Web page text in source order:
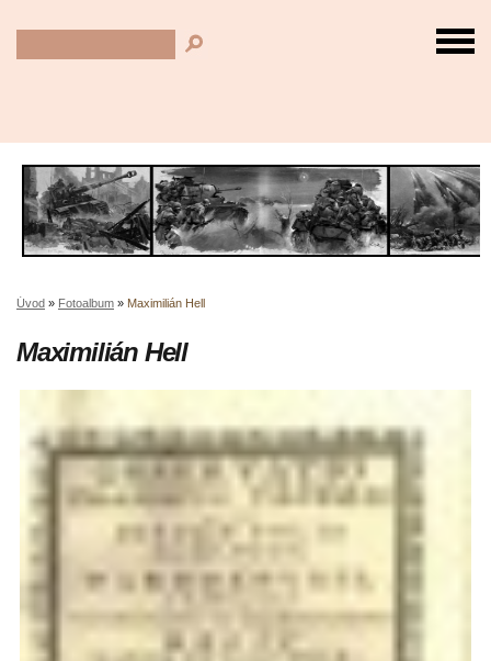
Úvod » Fotoalbum » Maximilián Hell
Maximilián Hell